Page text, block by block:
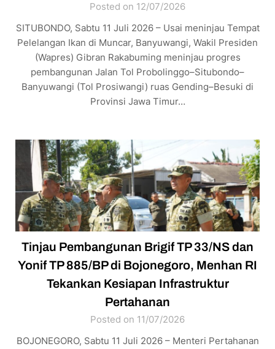
Posted on 12/07/2026
SITUBONDO, Sabtu 11 Juli 2026 – Usai meninjau Tempat
Pelelangan Ikan di Muncar, Banyuwangi, Wakil Presiden
(Wapres) Gibran Rakabuming meninjau progres
pembangunan Jalan Tol Probolinggo–Situbondo–
Banyuwangi (Tol Prosiwangi) ruas Gending–Besuki di
Provinsi Jawa Timur…
Tinjau Pembangunan Brigif TP 33/NS dan
Yonif TP 885/BP di Bojonegoro, Menhan RI
Tekankan Kesiapan Infrastruktur
Pertahanan
Posted on 11/07/2026
BOJONEGORO, Sabtu 11 Juli 2026 – Menteri Pertahanan